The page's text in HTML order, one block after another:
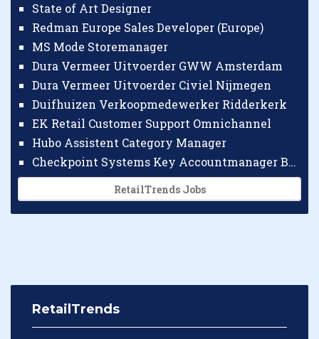
State of Art Designer
Redman Europe Sales Developer (Europe)
MS Mode Storemanager
Dura Vermeer Uitvoerder GWW Amsterdam
Dura Vermeer Uitvoerder Civiel Nijmegen
Duifhuizen Verkoopmedewerker Ridderkerk
EK Retail Customer Support Omnichannel
Hubo Assistent Category Manager
Checkpoint Systems Key Accountmanager Benelux
RetailTrends Jobs
RetailTrends